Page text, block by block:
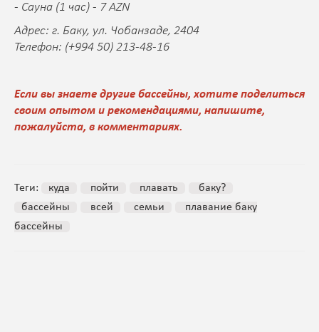
- Сауна (1 час) - 7 AZN
Адрес: г. Баку, ул. Чобанзаде, 2404
Телефон: (+994 50) 213-48-16
Если вы знаете другие бассейны, хотите поделиться
своим опытом и рекомендациями, напишите,
пожалуйста, в комментариях.
Теги: куда пойти плавать
баку?
бассейны
всей семьи
плавание баку
бассейны